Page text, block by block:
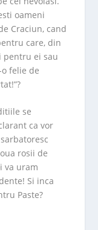
oameni
Craciun, cand
care, din
pentru ei sau
felie de
se
ca vor
rosii de
va uram
Si inca
Paste?